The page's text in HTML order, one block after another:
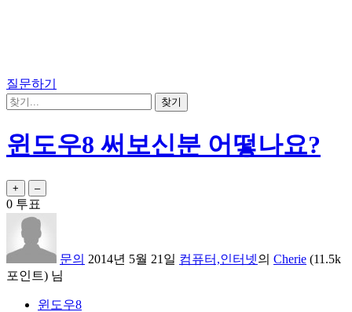
질문하기
윈도우8 써보신분 어떻나요?
0 투표
문의 2014년 5월 21일 컴퓨터,인터넷의 Cherie (11.5k
포인트) 님
윈도우8